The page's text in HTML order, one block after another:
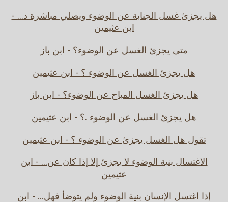
هل يجزئ غسل الجنابة عن الوضوء ويصلي مباشرة د... -
ابن عثيمين
متى يجزئ الغسل عن الوضوء؟ - ابن باز
هل يجزئ الغسل عن الوضوء ؟ - ابن عثيمين
هل يجزئ الغسل المباح عن الوضوء؟ - ابن باز
هل يجزئ الغسل عن الوضوء .؟ - ابن عثيمين
تقول هل الغسل يجزئ عن الوضوء ؟ - ابن عثيمين
الاغتسال بنية الوضوء لا يجزئ إلا إذا كان عن... - ابن
عثيمين
إذا اغتسل الإنسان بنية الوضوء ولم يتوضأ فهل... - ابن